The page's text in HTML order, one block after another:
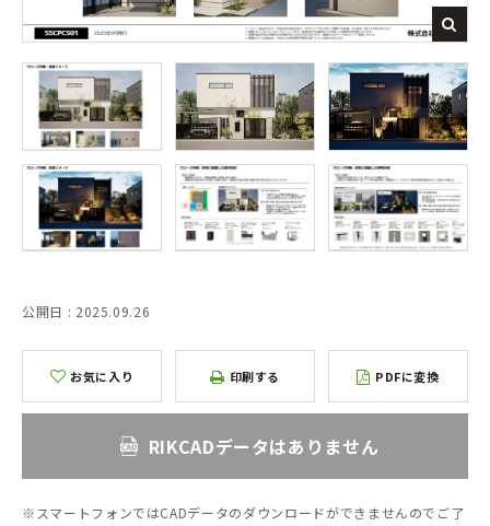
公開日 : 2025.09.26
お気に入り 印刷する PDFに変換
RIKCADデータはありません
※スマートフォンではCADデータのダウンロードができませんのでご了